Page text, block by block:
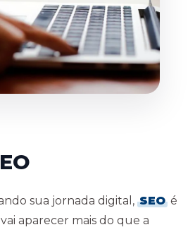
sua jornada digital, SEO é
aparecer mais do que a